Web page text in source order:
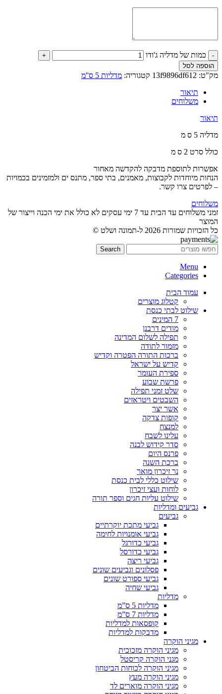
כמות של מדליה ג'ודו
הוספה לסל
מק"ט: 13f9896df612 קטגוריה: מדליות 5 ס''מ
תיאור
משלוחים
תיאור
מדליה 5 ס מ
כולל סרט 2 ס מ
אפשרות לתוספת מדבקה להקדשה מאחור
הנחות מיוחדות לקבוצות, מאמנים, בתי ספר, מתנס ים ולמזמינים בכמויות
– לפרטים צרו קשר.
משלוחים
זמני משלוחים עד הבית עד 7 ימי עסקים לא כולל את ימי הכנה וייצור של
המוצר
כל הזכויות שמורות 2026 ל-תמונה ושלט ©
Search
Menu
Categories
עמוד הבית
קטלוג מוצרים
שילוט לבתי כנסת
7 המינים
מודים דרבנן
תפילה לשלום המדינה
מזמור לתודה
ברכות התורה הפטרה וקדיש
קדיש על ישראל
ספירת העומר
פרשת שבוע
שלט זמני תפילה
השבטים ויטראזים
אשר יצר
קופות צדקה
למנצח
עלינו לשבח
סדר קידוש לבנה
פרנס היום
ברכת השנה
נר זיכרון מואר
שילוט כללי לבית כנסת
לוחות ועצי זיכרון
שילוט עליות חגים וספר תורה
גביעים ומדליות
גביעים
גביעי מתכת יוקרתיים
גביעי אומנויות לחימה
גביעי כדורגל
גביעי כדורסל
גביעי ריצה
פסלונים וגביעים שונים
גביעי ספורט שונים
גביעי שחיה
מדליות
מדליות 5 ס”מ
מדליות 7 ס”מ
קופסאות למדליות
מדבקות למדליות
מגיני הוקרה
מגיני הוקרה מזכוכית
מגני הוקרה קריסטל
מגיני הוקרה לכוחות הביטחון
מגיני הוקרה מעץ
מגיני הוקרה מוארים לד